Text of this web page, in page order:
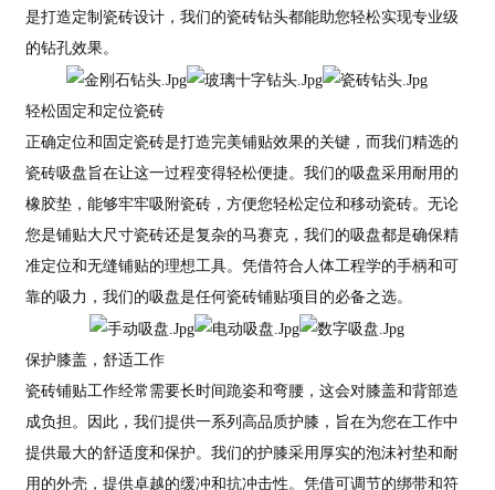
是打造定制瓷砖设计，我们的瓷砖钻头都能助您轻松实现专业级
的钻孔效果。
轻松固定和定位瓷砖
正确定位和固定瓷砖是打造完美铺贴效果的关键，而我们精选的
瓷砖吸盘旨在让这一过程变得轻松便捷。我们的吸盘采用耐用的
橡胶垫，能够牢牢吸附瓷砖，方便您轻松定位和移动瓷砖。无论
您是铺贴大尺寸瓷砖还是复杂的马赛克，我们的吸盘都是确保精
准定位和无缝铺贴的理想工具。凭借符合人体工程学的手柄和可
靠的吸力，我们的吸盘是任何瓷砖铺贴项目的必备之选。
保护膝盖，舒适工作
瓷砖铺贴工作经常需要长时间跪姿和弯腰，这会对膝盖和背部造
成负担。因此，我们提供一系列高品质护膝，旨在为您在工作中
提供最大的舒适度和保护。我们的护膝采用厚实的泡沫衬垫和耐
用的外壳，提供卓越的缓冲和抗冲击性。凭借可调节的绑带和符